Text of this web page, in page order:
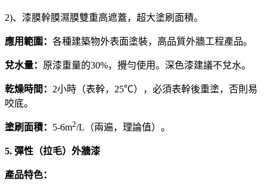
2)、漆膜幹膜濕膜雙重高遮蓋，超大塗刷面積。
應用範圍： 各種建築物外表面塗裝，高品質外牆工程產品。
兌水量： 原漆重量的30%，攪勻使用。深色漆建議不兌水。
乾燥時間： 2小時（表幹，25℃），必須表幹後重塗，否則易
咬底。
塗刷面積： 5-6m2/L（兩遍，理論值）。
5. 彈性（拉毛）外牆漆
產品特色：